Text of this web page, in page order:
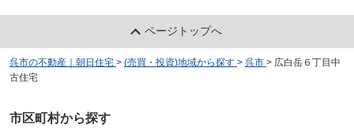
ページトップへ
呉市の不動産｜朝日住宅 > (売買・投資)地域から探す > 呉市 > 広白岳６丁目中
古住宅
市区町村から探す